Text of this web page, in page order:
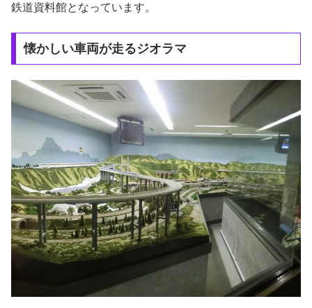
鉄道資料館となっています。
懐かしい車両が走るジオラマ